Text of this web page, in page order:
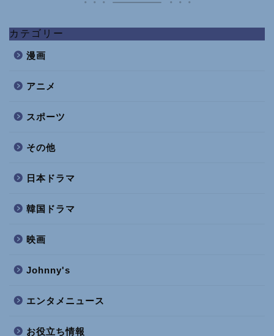
カテゴリー
漫画
アニメ
スポーツ
その他
日本ドラマ
韓国ドラマ
映画
Johnny's
エンタメニュース
お役立ち情報